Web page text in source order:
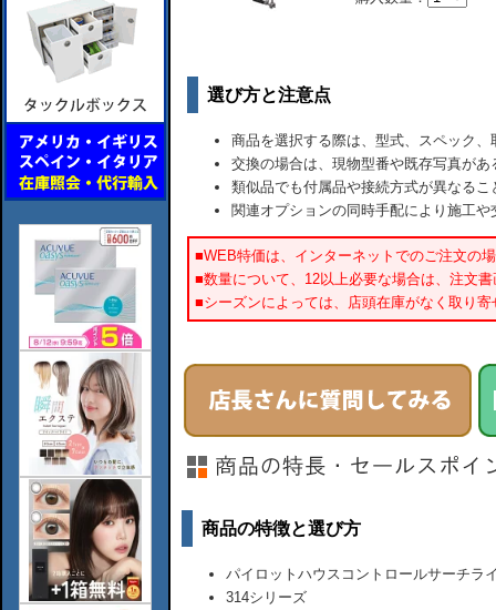
選び方と注意点
商品を選択する際は、型式、スペック
交換の場合は、現物型番や既存写真が
類似品でも付属品や接続方式が異なるこ
関連オプションの同時手配により施工
■WEB特価は、インターネットでのご注文の
■数量について、12以上必要な場合は、注文
■シーズンによっては、店頭在庫がなく取り
商品の特徴と選び方
パイロットハウスコントロールサーチラ
314シリーズ